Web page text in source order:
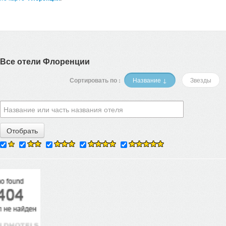
Все отели Флоренции
Сортировать по : Название ↓ Звезды